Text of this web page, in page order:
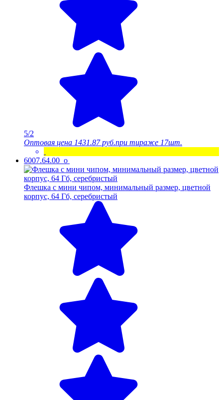
5/2
Оптовая цена 1431.87 руб.при тираже 17шт.
6007.64.00_o
Флешка с мини чипом, минимальный размер, цветной
корпус, 64 Гб, серебристый